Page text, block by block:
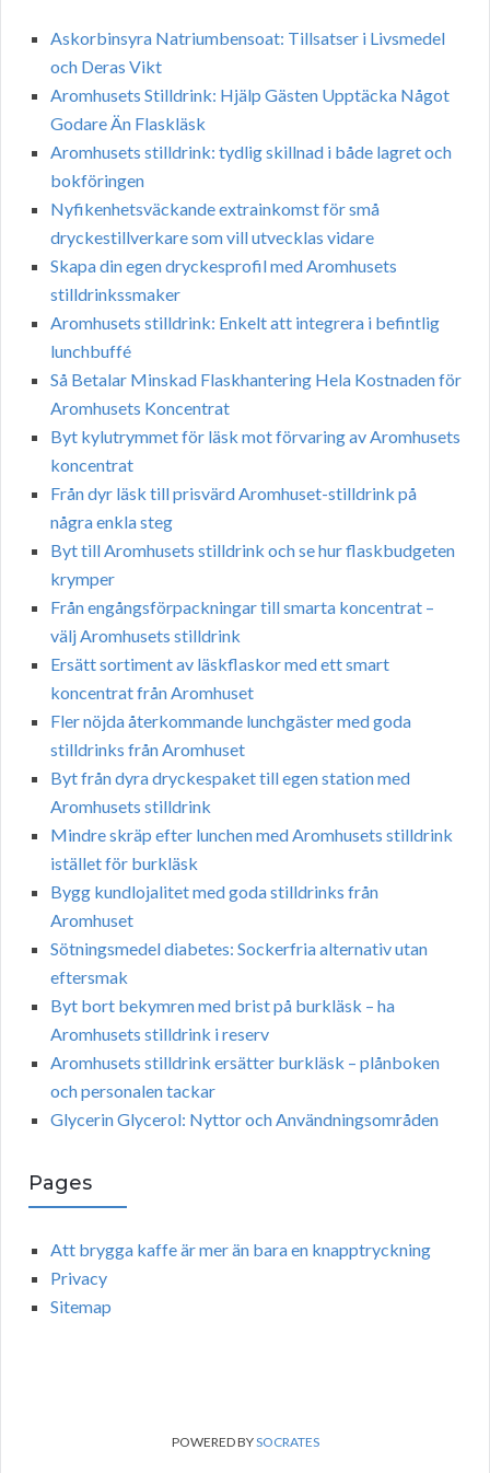
Askorbinsyra Natriumbensoat: Tillsatser i Livsmedel
och Deras Vikt
Aromhusets Stilldrink: Hjälp Gästen Upptäcka Något
Godare Än Flaskläsk
Aromhusets stilldrink: tydlig skillnad i både lagret och
bokföringen
Nyfikenhetsväckande extrainkomst för små
dryckestillverkare som vill utvecklas vidare
Skapa din egen dryckesprofil med Aromhusets
stilldrinkssmaker
Aromhusets stilldrink: Enkelt att integrera i befintlig
lunchbuffé
Så Betalar Minskad Flaskhantering Hela Kostnaden för
Aromhusets Koncentrat
Byt kylutrymmet för läsk mot förvaring av Aromhusets
koncentrat
Från dyr läsk till prisvärd Aromhuset-stilldrink på
några enkla steg
Byt till Aromhusets stilldrink och se hur flaskbudgeten
krymper
Från engångsförpackningar till smarta koncentrat –
välj Aromhusets stilldrink
Ersätt sortiment av läskflaskor med ett smart
koncentrat från Aromhuset
Fler nöjda återkommande lunchgäster med goda
stilldrinks från Aromhuset
Byt från dyra dryckespaket till egen station med
Aromhusets stilldrink
Mindre skräp efter lunchen med Aromhusets stilldrink
istället för burkläsk
Bygg kundlojalitet med goda stilldrinks från
Aromhuset
Sötningsmedel diabetes: Sockerfria alternativ utan
eftersmak
Byt bort bekymren med brist på burkläsk – ha
Aromhusets stilldrink i reserv
Aromhusets stilldrink ersätter burkläsk – plånboken
och personalen tackar
Glycerin Glycerol: Nyttor och Användningsområden
Pages
Att brygga kaffe är mer än bara en knapptryckning
Privacy
Sitemap
POWERED BYSOCRATES